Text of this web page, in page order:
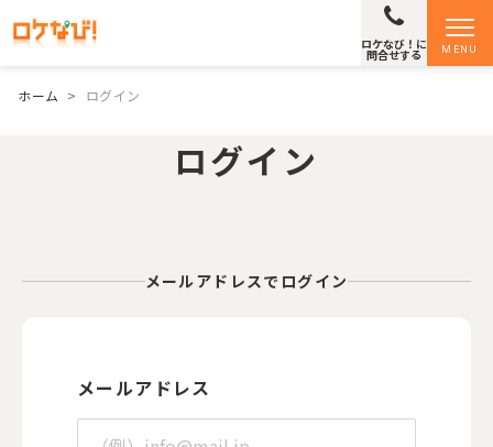
MENU
ロケなび！に
問合せする
ホーム > ログイン
ログイン
メールアドレスでログイン
メールアドレス